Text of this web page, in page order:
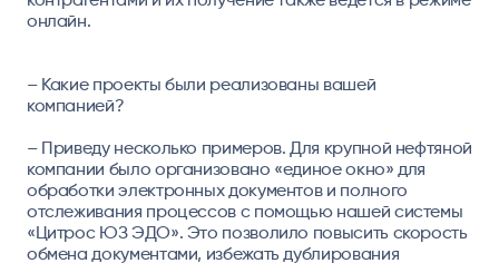
онлайн.
– Какие проекты были реализованы вашей
компанией?
– Приведу несколько примеров. Для крупной нефтяной
компании было организовано «единое окно» для
обработки электронных документов и полного
отслеживания процессов с помощью нашей системы
«Цитрос ЮЗ ЭДО». Это позволило повысить скорость
обмена документами, избежать дублирования